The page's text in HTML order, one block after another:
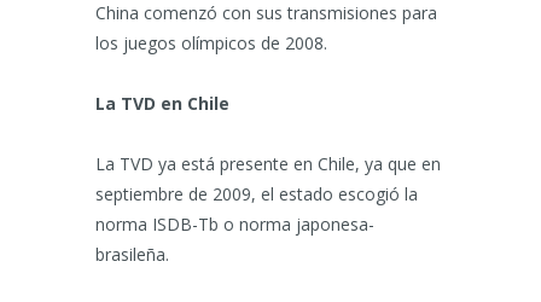
China comenzó con sus transmisiones para
los juegos olímpicos de 2008.
La TVD en Chile
La TVD ya está presente en Chile, ya que en
septiembre de 2009, el estado escogió la
norma ISDB-Tb o norma japonesa-
brasileña.